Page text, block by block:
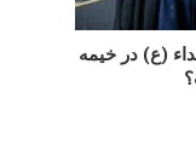
(ع) در خیمه